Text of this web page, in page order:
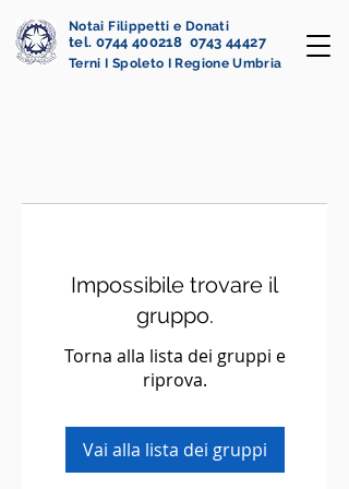
Notai Filippetti e Donati
tel. 0744 400218 0743 44427
Terni I Spoleto I Regione Umbria
Impossibile trovare il
gruppo.
Torna alla lista dei gruppi e
riprova.
Vai alla lista dei gruppi